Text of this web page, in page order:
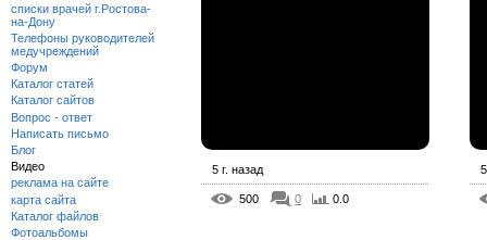
списки врачей г.Ростова-
на-Дону
Телефоны руководителей
медучреждений
Форум
Каталог статей
Каталог сайтов
Вопрос - ответ
Написать письмо
Блог
Видео
реклама на сайте
карта сайта
Каталог файлов
Фотоальбомы
5 г. назад
500 0 0.0